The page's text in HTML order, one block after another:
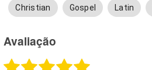
Christian Gospel Latin
Avaliação